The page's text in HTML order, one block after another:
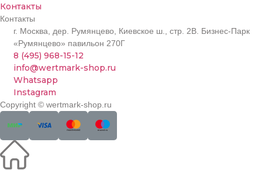
Контакты
Контакты
г. Москва, дер. Румянцево, Киевское ш., стр. 2В. Бизнес-Парк
«Румянцево» павильон 270Г
8 (495) 968-15-12
info@wertmark-shop.ru
Whatsapp
Instagram
Copyright © wertmark-shop.ru